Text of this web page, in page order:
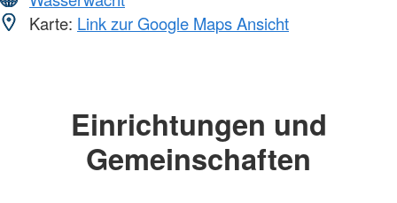
Karte: Link zur Google Maps Ansicht
Einrichtungen und
Gemeinschaften